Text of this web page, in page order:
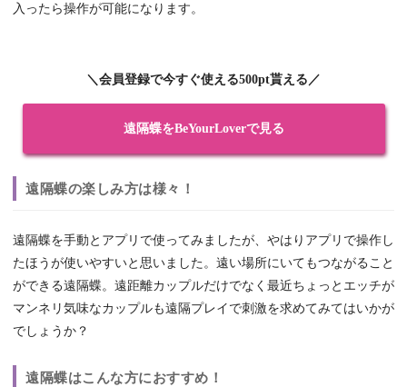
入ったら操作が可能になります。
＼会員登録で今すぐ使える500pt貰える／
遠隔蝶をBeYourLoverで見る
遠隔蝶の楽しみ方は様々！
遠隔蝶を手動とアプリで使ってみましたが、やはりアプリで操作し
たほうが使いやすいと思いました。遠い場所にいてもつながること
ができる遠隔蝶。遠距離カップルだけでなく最近ちょっとエッチが
マンネリ気味なカップルも遠隔プレイで刺激を求めてみてはいかが
でしょうか？
遠隔蝶はこんな方におすすめ！